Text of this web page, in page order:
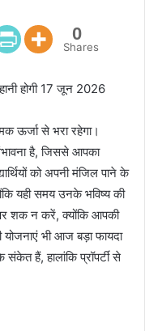
0
Shares
होगी 17 जून 2026
ऊर्जा से भरा रहेगा।
है, जिससे आपका
को अपनी मंजिल पाने के
यही समय उनके भविष्य की
शक न करें, क्योंकि आपकी
भी आज बड़ा फायदा
हैं, हालांकि प्रॉपर्टी से